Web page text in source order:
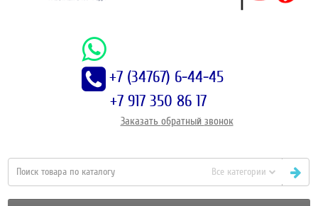
+7 (34767) 6-44-45
+7 917 350 86 17
Заказать обратный звонок
Все категории